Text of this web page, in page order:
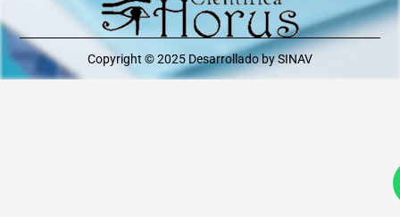
Copyright © 2025 Desarrollado by SINAV